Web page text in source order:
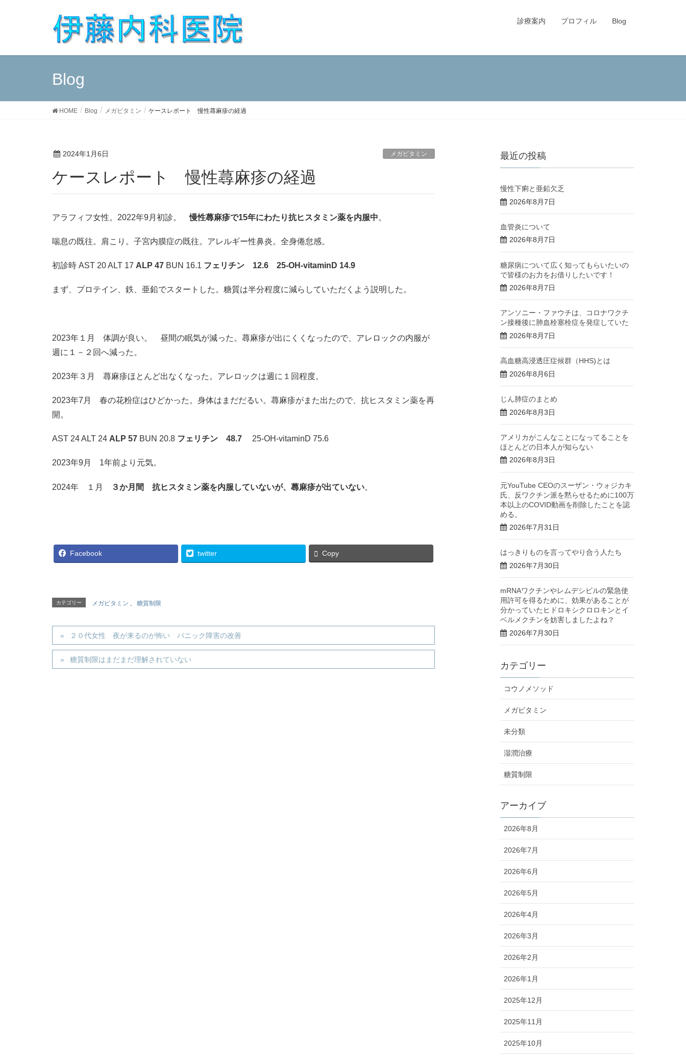
診療案内 プロフィル Blog
Blog
HOME Blog メガビタミン ケースレポート 慢性蕁麻疹の経過
2024年1月6日 メガビタミン
ケースレポート 慢性蕁麻疹の経過
アラフィフ女性。2022年9月初診。慢性蕁麻疹で15年にわたり抗ヒスタミン薬を内服中。
喘息の既往。肩こり。子宮内膜症の既往。アレルギー性鼻炎。全身倦怠感。
初診時 AST 20 ALT 17 ALP 47 BUN 16.1 フェリチン 12.6 25-OH-vitaminD 14.9
まず、プロテイン、鉄、亜鉛でスタートした。糖質は半分程度に減らしていただくよう説明した。
2023年１月 体調が良い。 昼間の眠気が減った。蕁麻疹が出にくくなったので、アレロックの内服が
週に１－２回へ減った。
2023年３月 蕁麻疹ほとんど出なくなった。アレロックは週に１回程度。
2023年7月 春の花粉症はひどかった。身体はまだだるい。蕁麻疹がまた出たので、抗ヒスタミン薬を再
開。
AST 24 ALT 24 ALP 57 BUN 20.8 フェリチン 48.7 25-OH-vitaminD 75.6
2023年9月 1年前より元気。
2024年 １月 ３か月間 抗ヒスタミン薬を内服していないが、蕁麻疹が出ていない。
Facebook twitter Copy
カテゴリー メガビタミン 、 糖質制限
２０代女性 夜が来るのが怖い パニック障害の改善
糖質制限はまだまだ理解されていない
最近の投稿
慢性下痢と亜鉛欠乏
2026年8月7日
血管炎について
2026年8月7日
糖尿病について広く知ってもらいたいの
で皆様のお力をお借りしたいです！
2026年8月7日
アンソニー・ファウチは、コロナワクチ
ン接種後に肺血栓塞栓症を発症していた
2026年8月7日
高血糖高浸透圧症候群（HHS)とは
2026年8月6日
じん肺症のまとめ
2026年8月3日
アメリカがこんなことになってることを
ほとんどの日本人が知らない
2026年8月3日
元YouTube CEOのスーザン・ウォジカキ
氏、反ワクチン派を黙らせるために100万
本以上のCOVID動画を削除したことを認
める。
2026年7月31日
はっきりものを言ってやり合う人たち
2026年7月30日
mRNAワクチンやレムデシビルの緊急使
用許可を得るために、効果があることが
分かっていたヒドロキシクロロキンとイ
ベルメクチンを妨害しましたよね？
2026年7月30日
カテゴリー
コウノメソッド
メガビタミン
未分類
湿潤治療
糖質制限
アーカイブ
2026年8月
2026年7月
2026年6月
2026年5月
2026年4月
2026年3月
2026年2月
2026年1月
2025年12月
2025年11月
2025年10月